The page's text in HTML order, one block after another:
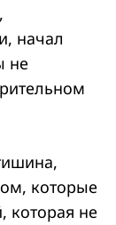
начал
не
которые
которая не